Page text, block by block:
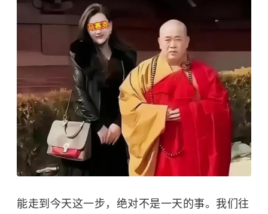
能走到今天这一步，绝对不是一天的事。我们往